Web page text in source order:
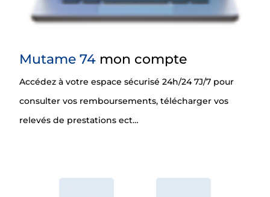
Mutame 74 mon compte
Accédez à votre espace sécurisé 24h/24 7J/7 pour
consulter vos remboursements, télécharger vos
relevés de prestations ect…